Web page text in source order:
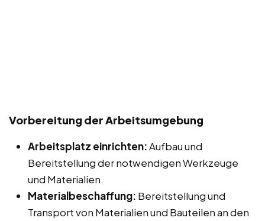
Vorbereitung der Arbeitsumgebung
Arbeitsplatz einrichten:Aufbau und
Bereitstellung der notwendigen Werkzeuge
und Materialien.
Materialbeschaffung: Bereitstellung und
Transport von Materialien und Bauteilen an den